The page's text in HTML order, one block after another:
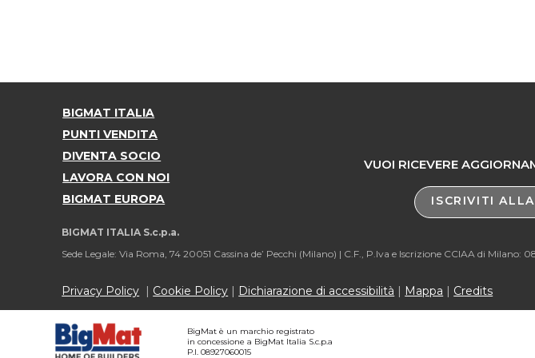
BIGMAT ITALIA
PUNTI VENDITA
DIVENTA SOCIO
LAVORA CON NOI
BIGMAT EUROPA
VUOI RICEVERE
ISCRIVITI
BIGMAT ITALIA S.c.p.a.
Sede Legale: Via Roma, 74 20051 Cassina de’ Pecchi (Milano) | C.F., P.Iva e Iscrizione CCIAA di Milano:
Privacy Policy | Cookie Policy | Dichiarazione di accessibilità | Mappa | Credits
BigMat è un marchio registrato
in concessione a BigMat Italia S.c.p.a
P.I. 08927060015